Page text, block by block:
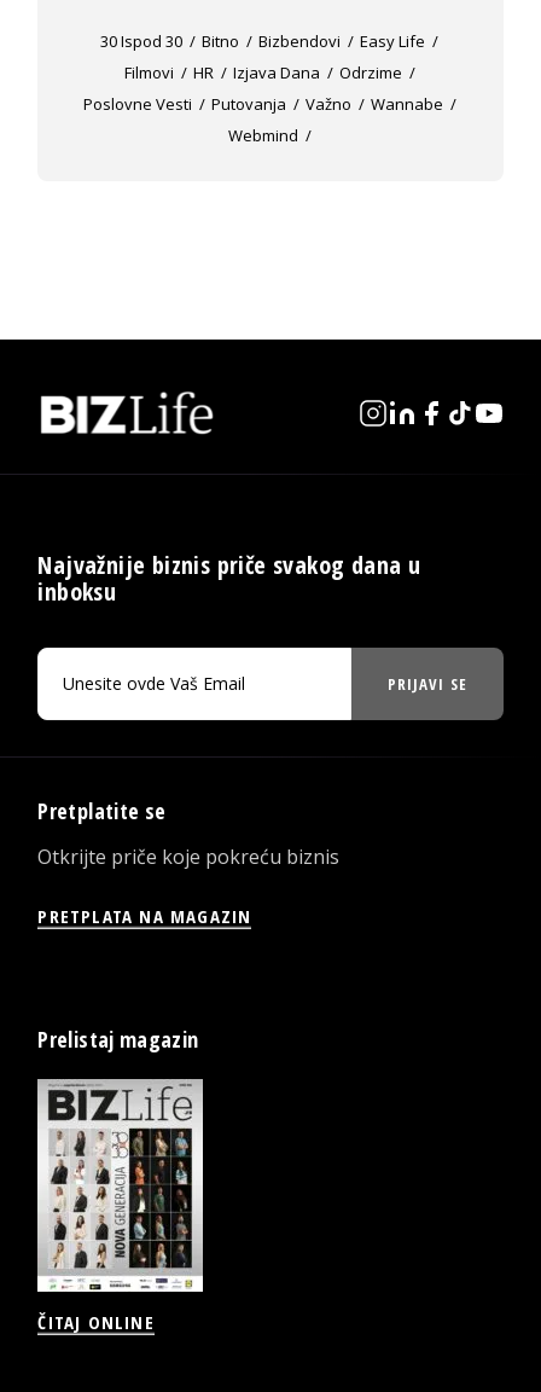
30 Ispod 30 Bitno Bizbendovi
Easy Life
Filmovi
HR Izjava Dana
Odrzime
Poslovne Vesti
Putovanja Važno
Wannabe
Webmind
Najvažnije biznis priče svakog dana u
inboksu
PRIJAVI SE
Pretplatite se
Otkrijte priče koje pokreću biznis
PRETPLATA NA MAGAZIN
Prelistaj magazin
ČITAJ ONLINE